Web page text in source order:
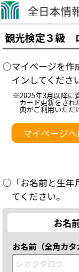
全日本情
観光検定３級
○マイページを作
インしてくださ
※2025年3月以降に
カード更新をされ
典がご利用いただ
マイページ
○「お名前と生年
てください。
お名
お名前（全角カタ